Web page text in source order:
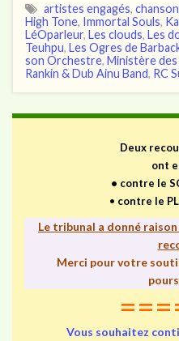
artistes engagés,
High Tone, Immortal Souls,
LéOparleur, Les clouds, Les
Teuhpu, Les Ogres de
son Orchestre, Ministère
Rankin & Dub Ainu Band, RC
Deux
ont
• contre le
• contre le
Le tribunal a donné raison
Merci pour votre
Vous souhaitez